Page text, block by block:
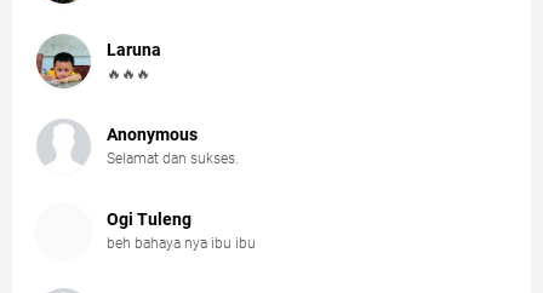
Laruna
🔥🔥🔥
Anonymous
Selamat dan sukses.
Ogi Tuleng
beh bahaya nya ibu ibu